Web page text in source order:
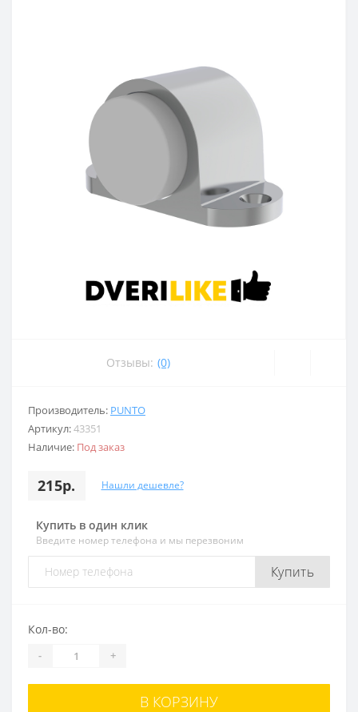
Отзывы: (0)
Производитель: PUNTO
Артикул:43351
Наличие: Под заказ
215р. Нашли дешевле?
Купить в один клик
Введите номер телефона и мы перезвоним
Купить
Кол-во:
- +
В КОРЗИНУ